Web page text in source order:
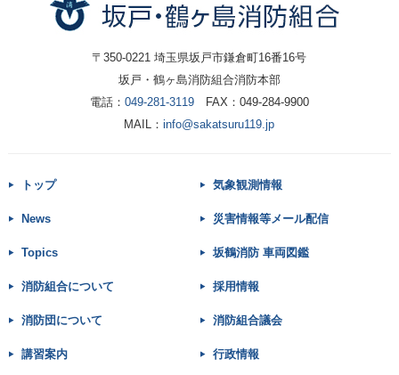
〒350-0221 埼玉県坂戸市鎌倉町16番16号
坂戸・鶴ヶ島消防組合消防本部
電話： 049-281-3119FAX：049-284-9900
MAIL：info@sakatsuru119.jp
トップ
News
Topics
消防組合について
消防団について
講習案内
気象観測情報
災害情報等メール配信
坂鶴消防 車両図鑑
採用情報
消防組合議会
行政情報